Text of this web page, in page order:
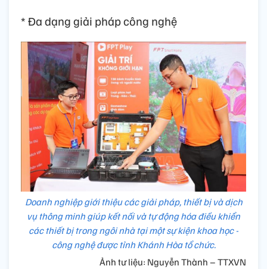
* Đa dạng giải pháp công nghệ
Doanh nghiệp giới thiệu các giải pháp, thiết bị và dịch
vụ thông minh giúp kết nối và tự động hóa điều khiển
các thiết bị trong ngôi nhà tại một sự kiện khoa học -
công nghệ được tỉnh Khánh Hòa tổ chức.
Ảnh tư liệu: Nguyễn Thành – TTXVN